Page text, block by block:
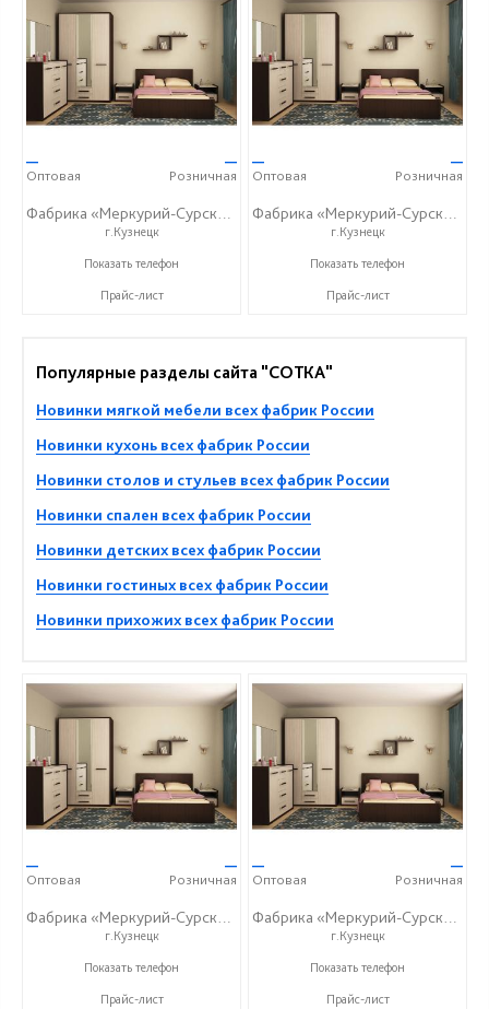
—
Оптовая
—
Розничная
г.Кузнецк
+7 (8415) 73-05-06
Показать телефон
Прайс-лист
—
Оптовая
—
Розничная
г.Кузнецк
+7 (8415) 73-05-06
Показать телефон
Прайс-лист
Популярные разделы сайта "СОТКА"
Новинки мягкой мебели всех фабрик России
Новинки кухонь всех фабрик России
Новинки столов и стульев всех фабрик России
Новинки спален всех фабрик России
Новинки детских всех фабрик России
Новинки гостиных всех фабрик России
Новинки прихожих всех фабрик России
—
Оптовая
—
Розничная
Фабрика «Меркурий-Сурский»
г.Кузнецк
+7 (8415) 73-05-06
Показать телефон
Прайс-лист
—
Оптовая
—
Розничная
Фабрика «Меркурий-Сурский»
г.Кузнецк
+7 (8415) 73-05-06
Показать телефон
Прайс-лист